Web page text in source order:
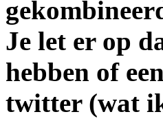
Je let er op
hebben of
twitter (wat